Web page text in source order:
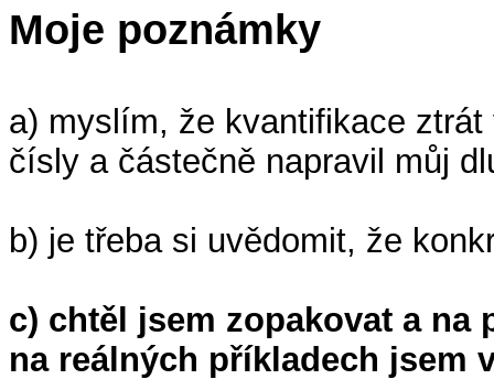
Moje poznámky
a) myslím, že kvantifikace
čísly a částečně napravil můj
b) je třeba si uvědomit, že
c) chtěl jsem zopakovat a na
na reálných příkladech jsem